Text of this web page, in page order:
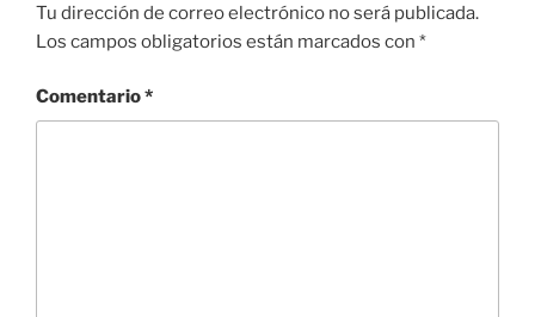
Tu dirección de correo electrónico no será publicada.
Los campos obligatorios están marcados con *
Comentario*